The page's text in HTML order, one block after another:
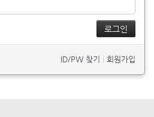
ID/PW 찾기 회원가입